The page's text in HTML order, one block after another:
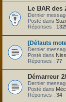
Le BAR des
Dernier
Posté dans
Réponses :
[Défauts
Dernier
Posté dans
Réponses : 77
Démarreur
Dernier
Posté dans
Réponses : 34